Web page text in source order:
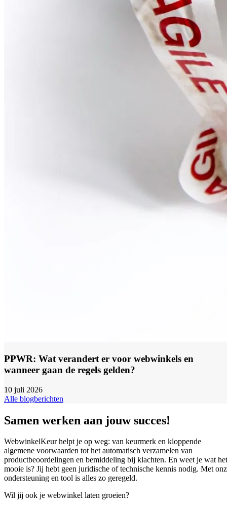
PPWR: Wat verandert er voor webwinkels en
wanneer gaan de regels gelden?
10 juli 2026
Alle blogberichten
Samen werken aan jouw succes!
WebwinkelKeur helpt je op weg: van keurmerk en kloppende
algemene voorwaarden tot het automatisch verzamelen van
productbeoordelingen en bemiddeling bij klachten. En weet je wat het
mooie is? Jij hebt geen juridische of technische kennis nodig. Met
ondersteuning en tool is alles zo geregeld.
Wil jij ook je webwinkel laten groeien?